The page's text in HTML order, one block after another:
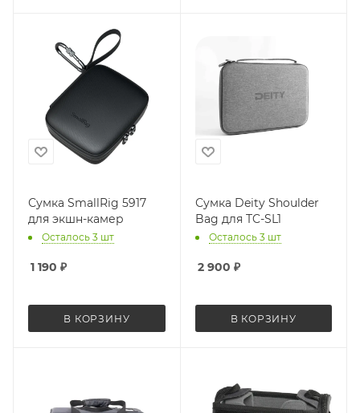
Сумка SmallRig 5917
для экшн-камер
Осталось 3 шт
1 190 ₽
В КОРЗИНУ
Сумка Deity Shoulder
Bag для TC-SL1
Осталось 3 шт
2 900 ₽
В КОРЗИНУ